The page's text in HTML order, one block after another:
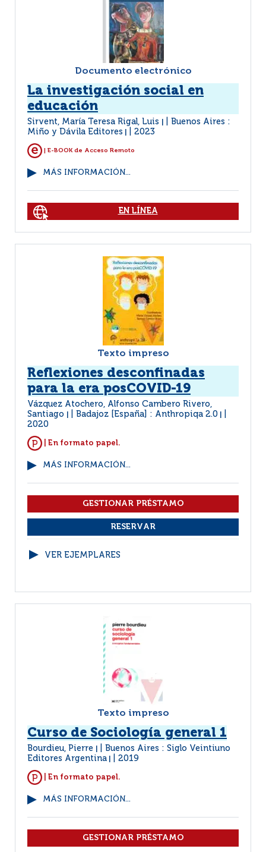
Documento electrónico
La investigación social en
educación
Sirvent, María Teresa Rigal, Luis
Buenos Aires :
Miño y Dávila Editores
2023
| E-BOOK de Acceso Remoto
MÁS INFORMACIÓN...
EN LÍNEA
Texto impreso
Reflexiones desconfinadas
para la era posCOVID-19
Vázquez Atochero, Alfonso Cambero Rivero,
Santiago
Badajoz [España] : Anthropiqa 2.0
2020
| En formato papel.
MÁS INFORMACIÓN...
VER EJEMPLARES
Texto impreso
Curso de Sociología general 1
Bourdieu, Pierre
Buenos Aires : Siglo Veintiuno
Editores Argentina
2019
| En formato papel.
MÁS INFORMACIÓN...